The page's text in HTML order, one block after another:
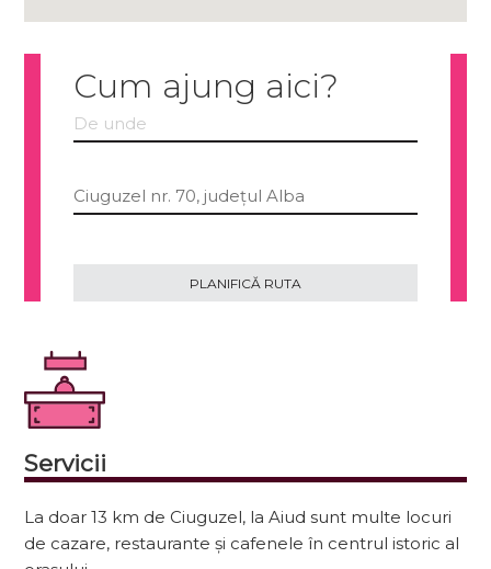
Cum ajung aici?
Servicii
La doar 13 km de Ciuguzel, la Aiud sunt multe locuri
de cazare, restaurante și cafenele în centrul istoric al